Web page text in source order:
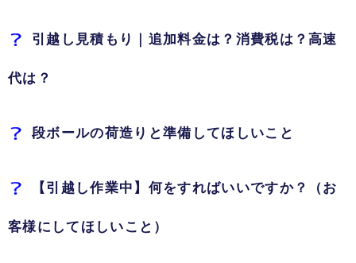
引越し見積もり｜追加料金は？消費税は？高速
代は？
段ボールの荷造りと準備してほしいこと
【引越し作業中】何をすればいいですか？（お
客様にしてほしいこと）